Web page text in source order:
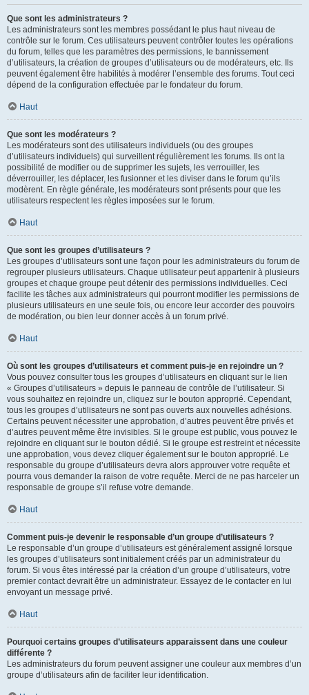
Que sont les administrateurs ?
Les administrateurs sont les membres possédant le plus haut niveau de
contrôle sur le forum. Ces utilisateurs peuvent contrôler toutes les opérations
du forum, telles que les paramètres des permissions, le bannissement
d’utilisateurs, la création de groupes d’utilisateurs ou de modérateurs, etc. Ils
peuvent également être habilités à modérer l’ensemble des forums. Tout ceci
dépend de la configuration effectuée par le fondateur du forum.
Haut
Que sont les modérateurs ?
Les modérateurs sont des utilisateurs individuels (ou des groupes
d’utilisateurs individuels) qui surveillent régulièrement les forums. Ils ont la
possibilité de modifier ou de supprimer les sujets, les verrouiller, les
déverrouiller, les déplacer, les fusionner et les diviser dans le forum qu’ils
modèrent. En règle générale, les modérateurs sont présents pour que les
utilisateurs respectent les règles imposées sur le forum.
Haut
Que sont les groupes d’utilisateurs ?
Les groupes d’utilisateurs sont une façon pour les administrateurs du forum de
regrouper plusieurs utilisateurs. Chaque utilisateur peut appartenir à plusieurs
groupes et chaque groupe peut détenir des permissions individuelles. Ceci
facilite les tâches aux administrateurs qui pourront modifier les permissions de
plusieurs utilisateurs en une seule fois, ou encore leur accorder des pouvoirs
de modération, ou bien leur donner accès à un forum privé.
Haut
Où sont les groupes d’utilisateurs et comment puis-je en rejoindre un ?
Vous pouvez consulter tous les groupes d’utilisateurs en cliquant sur le lien
« Groupes d’utilisateurs » depuis le panneau de contrôle de l’utilisateur. Si
vous souhaitez en rejoindre un, cliquez sur le bouton approprié. Cependant,
tous les groupes d’utilisateurs ne sont pas ouverts aux nouvelles adhésions.
Certains peuvent nécessiter une approbation, d’autres peuvent être privés et
d’autres peuvent même être invisibles. Si le groupe est public, vous pouvez le
rejoindre en cliquant sur le bouton dédié. Si le groupe est restreint et nécessite
une approbation, vous devez cliquer également sur le bouton approprié. Le
responsable du groupe d’utilisateurs devra alors approuver votre requête et
pourra vous demander la raison de votre requête. Merci de ne pas harceler un
responsable de groupe s’il refuse votre demande.
Haut
Comment puis-je devenir le responsable d’un groupe d’utilisateurs ?
Le responsable d’un groupe d’utilisateurs est généralement assigné lorsque
les groupes d’utilisateurs sont initialement créés par un administrateur du
forum. Si vous êtes intéressé par la création d’un groupe d’utilisateurs, votre
premier contact devrait être un administrateur. Essayez de le contacter en lui
envoyant un message privé.
Haut
Pourquoi certains groupes d’utilisateurs apparaissent dans une couleur
différente ?
Les administrateurs du forum peuvent assigner une couleur aux membres d’un
groupe d’utilisateurs afin de faciliter leur identification.